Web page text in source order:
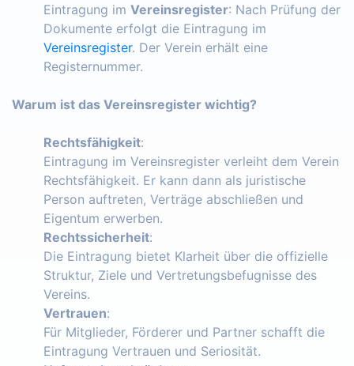
Eintragung im Vereinsregister: Nach Prüfung der
Dokumente erfolgt die Eintragung im
Vereinsregister. Der Verein erhält eine
Registernummer.
Warum ist das Vereinsregister wichtig?
Rechtsfähigkeit:
Eintragung im Vereinsregister verleiht dem Verein
Rechtsfähigkeit. Er kann dann als juristische
Person auftreten, Verträge abschließen und
Eigentum erwerben.
Rechtssicherheit:
Die Eintragung bietet Klarheit über die offizielle
Struktur, Ziele und Vertretungsbefugnisse des
Vereins.
Vertrauen:
Für Mitglieder, Förderer und Partner schafft die
Eintragung Vertrauen und Seriosität.